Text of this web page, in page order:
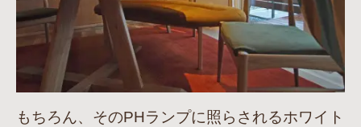
もちろん、そのPHランプに照らされるホワイト